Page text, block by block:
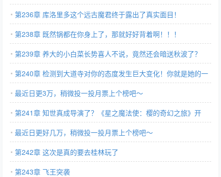
第236章 库洛里多这个远古魔君终于露出了真实面目！
第238章 既然锅都在你身上了，那就好好背着啊！！！
第239章 养大的小白菜长势喜人不说，竟然还会暗送秋波了？
（小樱害羞记
第240章 检测到大道寺对你的态度发生巨大变化！你就是她的一
切！
最近日更3万，稍微投一投月票上个榜吧～
第241章 知世真成导演了？《星之魔法使：樱的奇幻之旅》开
拍！
最近日更好几万，稍微投一投月票上个榜吧～
第242章 这次是真的要去桂林玩了
第243章 飞王突袭